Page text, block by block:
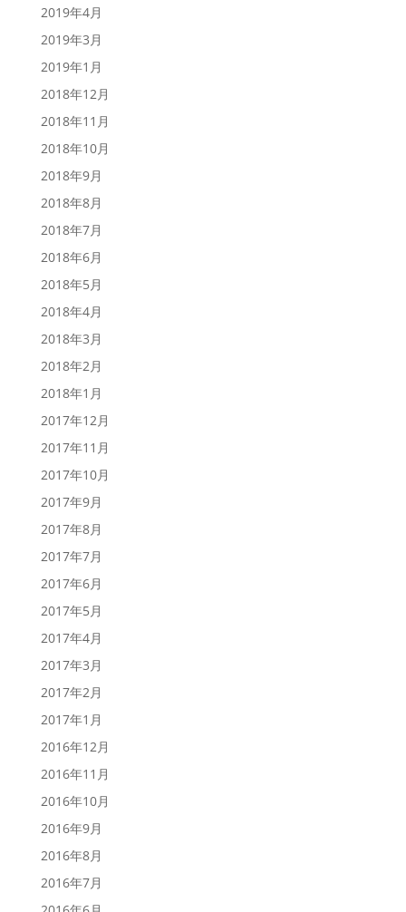
2019年4月
2019年3月
2019年1月
2018年12月
2018年11月
2018年10月
2018年9月
2018年8月
2018年7月
2018年6月
2018年5月
2018年4月
2018年3月
2018年2月
2018年1月
2017年12月
2017年11月
2017年10月
2017年9月
2017年8月
2017年7月
2017年6月
2017年5月
2017年4月
2017年3月
2017年2月
2017年1月
2016年12月
2016年11月
2016年10月
2016年9月
2016年8月
2016年7月